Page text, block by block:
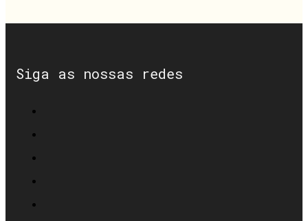
Siga as nossas redes